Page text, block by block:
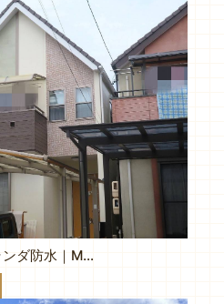
清須市｜外壁塗装・ベランダ防水｜M様邸